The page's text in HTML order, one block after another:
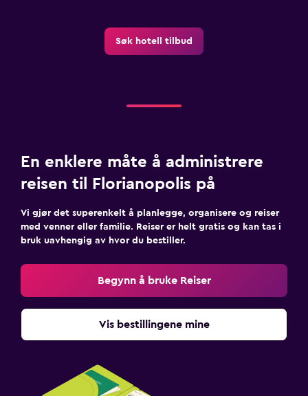
Søk hotell tilbud
En enklere måte å administrere
reisen til Florianopolis på
Vi gjør det superenkelt å planlegge, organisere og reiser
med venner eller familie. Reiser er helt gratis og kan tas i
bruk uavhengig av hvor du bestiller.
Begynn å bruke Reiser
Vis bestillingene mine